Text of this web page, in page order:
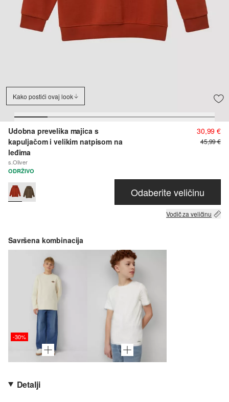
Kako postići ovaj look
Udobna prevelika majica s
kapuljačom i velikim natpisom na
leđima
s.Oliver
30,99 €
45,99 €
ODRŽIVO
Odaberite veličinu
Vodič za veličinu
Savršena kombinacija
-30%
Detalji